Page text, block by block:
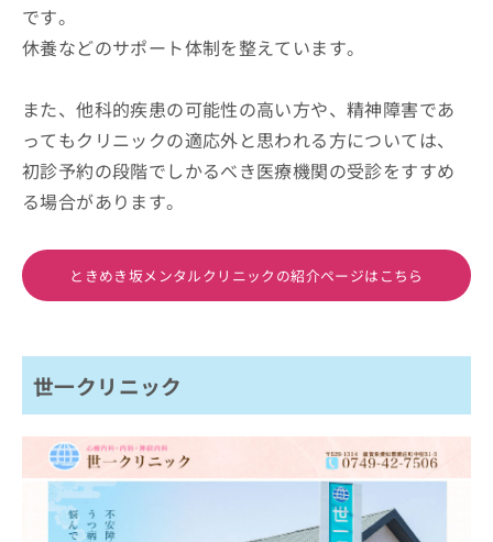
です。
休養などのサポート体制を整えています。
また、他科的疾患の可能性の高い方や、精神障害であ
ってもクリニックの適応外と思われる方については、
初診予約の段階でしかるべき医療機関の受診をすすめ
る場合があります。
ときめき坂メンタルクリニックの紹介ページはこちら
世一クリニック